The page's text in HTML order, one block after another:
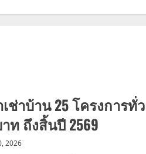
ช่าบ้าน 25 โครงการทั่ว
ท ถึงสิ้นปี 2569
2026